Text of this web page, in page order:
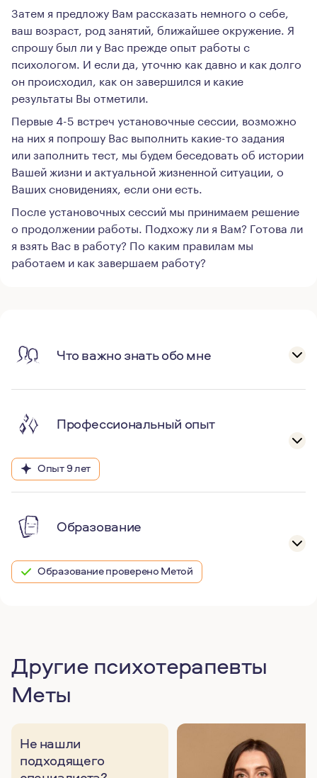
Затем я предложу Вам рассказать немного о себе,
ваш возраст, род занятий, ближайшее окружение. Я
спрошу был ли у Вас прежде опыт работы с
психологом. И если да, уточню как давно и как долго
он происходил, как он завершился и какие
результаты Вы отметили.
Первые 4-5 встреч установочные сессии, возможно
на них я попрошу Вас выполнить какие-то задания
или заполнить тест, мы будем беседовать об истории
Вашей жизни и актуальной жизненной ситуации, о
Ваших сновидениях, если они есть.
После установочных сессий мы принимаем решение
о продолжении работы. Подхожу ли я Вам? Готова ли
я взять Вас в работу? По каким правилам мы
работаем и как завершаем работу?
Что важно знать обо мне
Профессиональный опыт
Опыт 9 лет
Образование
Образование проверено Метой
Другие психотерапевты
Меты
Не нашли
подходящего